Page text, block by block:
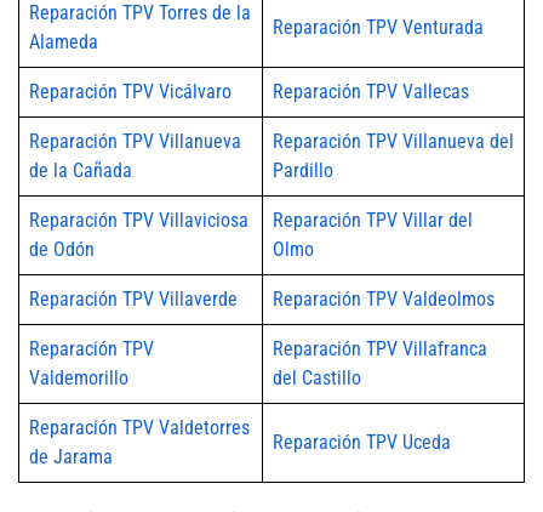
Reparación TPV Torres de la
Alameda
Reparación TPV Venturada
Reparación TPV Vicálvaro Reparación TPV Vallecas
Reparación TPV Villanueva
de la Cañada
Reparación TPV Villanueva del
Pardillo
Reparación TPV Villaviciosa
de Odón
Reparación TPV Villar del
Olmo
Reparación TPV Villaverde Reparación TPV Valdeolmos
Reparación TPV
Valdemorillo
Reparación TPV Villafranca
del Castillo
Reparación TPV Valdetorres
de Jarama
Reparación TPV Uceda